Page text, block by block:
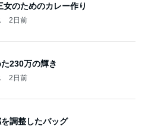
のためのカレー作り
2日前
230万の輝き
2日前
調整したバッグ